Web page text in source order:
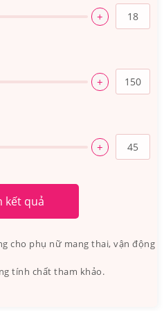
Swertia Japonica
Vulgare (Wheat)
Glycerin,
+
+
+
kết quả
cho phụ nữ mang thai, vận động
tính chất tham khảo.